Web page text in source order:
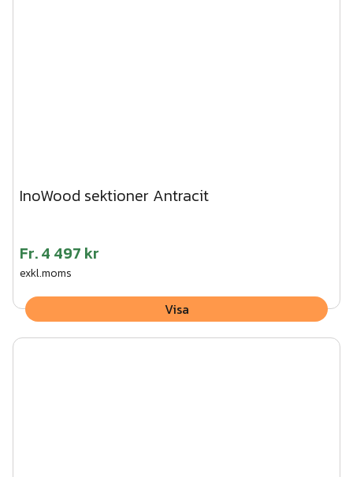
InoWood sektioner Antracit
Fr.4 497 kr
exkl.moms
Visa